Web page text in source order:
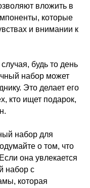
вложить в
которые
и внимании к
будь то день
набор может
Это делает его
кто ищет подарок,
набор для
о том, что
она увлекается
набор с
которая